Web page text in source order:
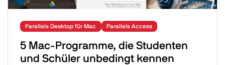
Parallels Desktop für Mac Parallels Access
5 Mac-Programme, die Studenten
und Schüler unbedingt kennen